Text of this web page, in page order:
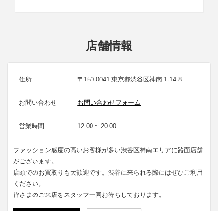
店舗情報
住所 〒150-0041 東京都渋谷区神南 1-14-8
お問い合わせ お問い合わせフォーム
営業時間 12:00 ~ 20:00
ファッション感度の高いお客様が多い渋谷区神南エリアに路面店舗
がございます。
店頭でのお買取りも大歓迎です。渋谷に来られる際にはぜひご利用
ください。
皆さまのご来店をスタッフ一同お待ちしております。